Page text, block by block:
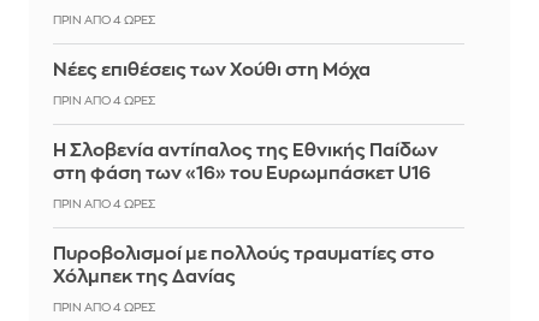
ΠΡΙΝ ΑΠΌ 4 ΏΡΕΣ
Νέες επιθέσεις των Χούθι στη Μόχα
ΠΡΙΝ ΑΠΌ 4 ΏΡΕΣ
Η Σλοβενία αντίπαλος της Εθνικής Παίδων
στη φάση των «16» του Ευρωμπάσκετ U16
ΠΡΙΝ ΑΠΌ 4 ΏΡΕΣ
Πυροβολισμοί με πολλούς τραυματίες στο
Χόλμπεκ της Δανίας
ΠΡΙΝ ΑΠΌ 4 ΏΡΕΣ